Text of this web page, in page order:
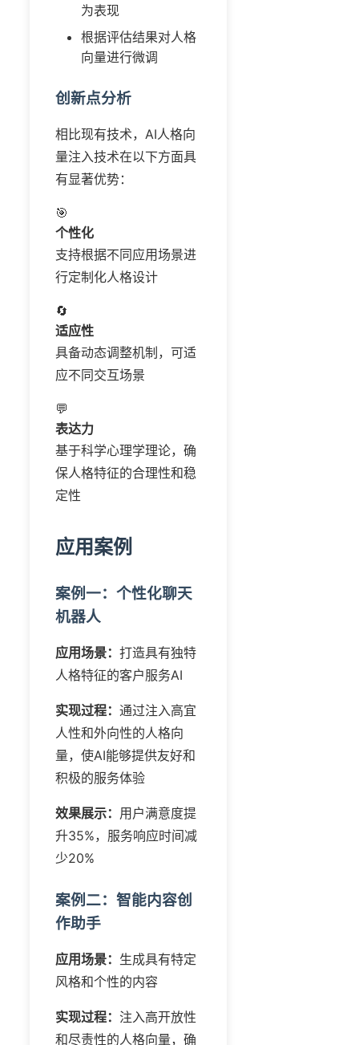
为表现
根据评估结果对人格
向量进行微调
创新点分析
相比现有技术，AI人格向
量注入技术在以下方面具
有显著优势：
🎯
个性化
支持根据不同应用场景进
行定制化人格设计
🔄
适应性
具备动态调整机制，可适
应不同交互场景
💬
表达力
基于科学心理学理论，确
保人格特征的合理性和稳
定性
应用案例
案例一：个性化聊天
机器人
应用场景：打造具有独特
人格特征的客户服务AI
实现过程：通过注入高宜
人性和外向性的人格向
量，使AI能够提供友好和
积极的服务体验
效果展示： 用户满意度提
升35%，服务响应时间减
少20%
案例二：智能内容创
作助手
应用场景： 生成具有特定
风格和个性的内容
实现过程： 注入高开放性
和尽责性的人格向量，确